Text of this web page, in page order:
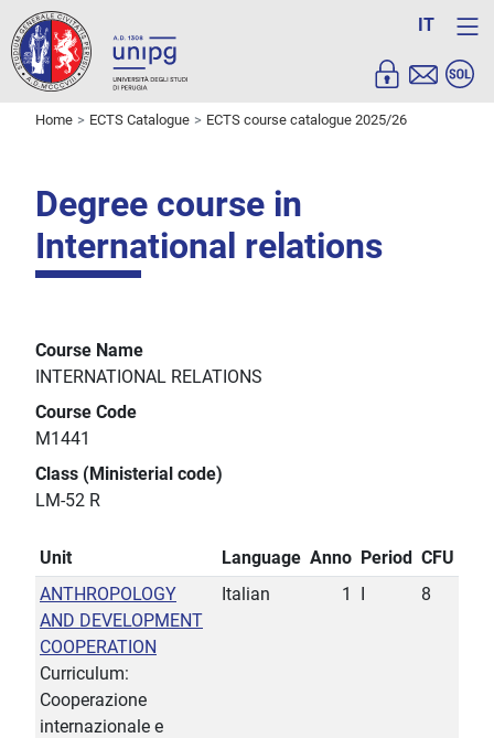
IT
Home ECTS Catalogue ECTS course catalogue 2025/26
Degree course in
International relations
Course Name
INTERNATIONAL RELATIONS
Course Code
M1441
Class (Ministerial code)
LM-52 R
Unit Language Anno Period CFU
ANTHROPOLOGY
AND DEVELOPMENT
COOPERATION
Curriculum:
Cooperazione
internazionale e
Italian 1 8